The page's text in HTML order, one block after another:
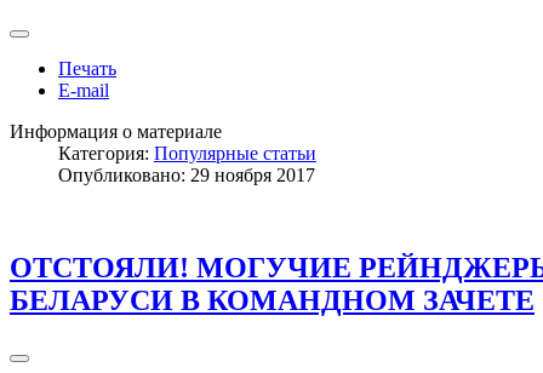
Печать
E-mail
Информация о материале
Категория: Популярные статьи
Опубликовано: 29 ноября 2017
ОТСТОЯЛИ! МОГУЧИЕ
БЕЛАРУСИ В КОМАНДНОМ ЗАЧЕТЕ